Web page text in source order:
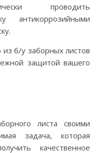
проводить
антикоррозийными
б/у заборных листов
защитой вашего
листа своими
задача, которая
качественное